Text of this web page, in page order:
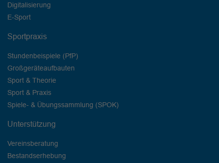
Digitalisierung
E-Sport
Sportpraxis
Stundenbeispiele (PfP)
Großgeräteaufbauten
Sport & Theorie
Sport & Praxis
Spiele- & Übungssammlung (SPOK)
Unterstützung
Vereinsberatung
Bestandserhebung